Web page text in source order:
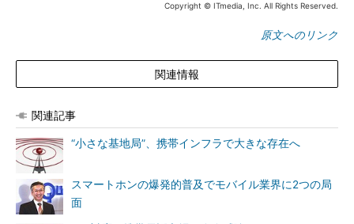
Copyright © ITmedia, Inc. All Rights Reserved.
原文へのリンク
関連情報
関連記事
“小さな基地局”、携帯インフラで大きな存在へ
スマートホンの爆発的普及でモバイル業界に2つの局
面